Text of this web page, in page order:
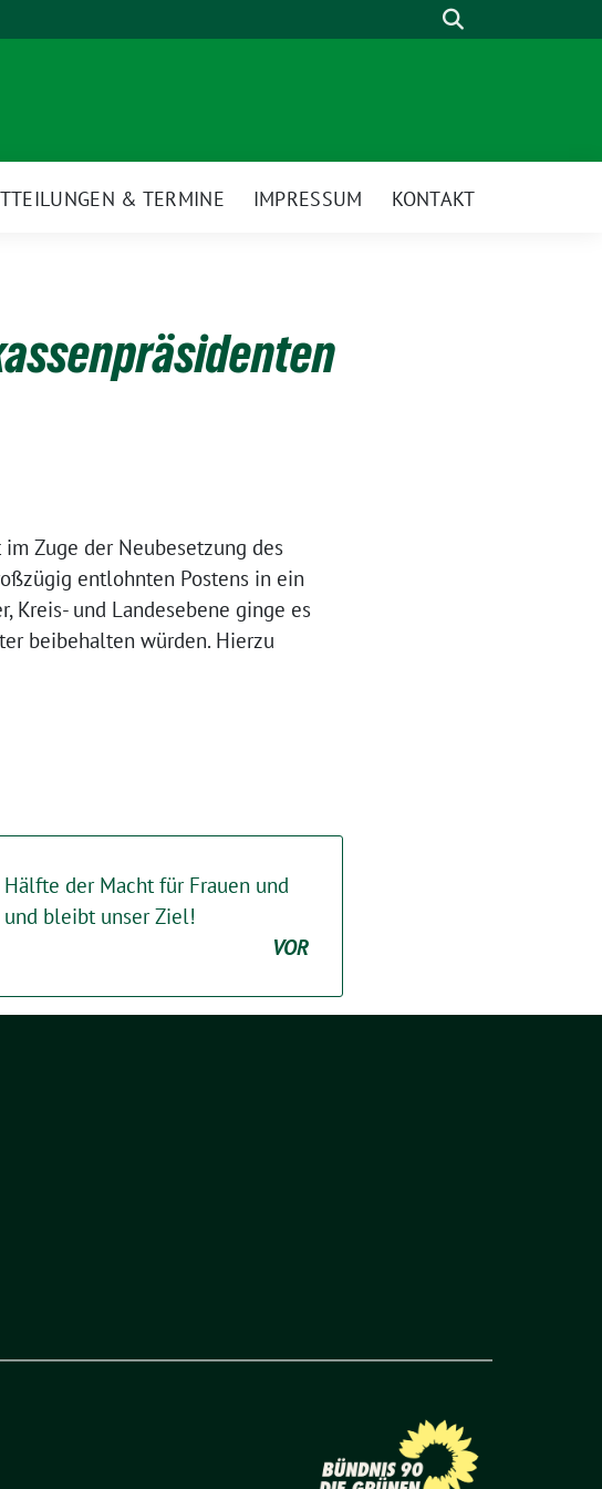
Suche
& TERMINE IMPRESSUM KONTAKT
Zuge der Neubesetzung des
entlohnten Postens in ein
Kreis- und Landesebene ginge es
beibehalten würden. Hierzu
Hälfte der Macht für Frauen und
und bleibt unser Ziel!
VOR